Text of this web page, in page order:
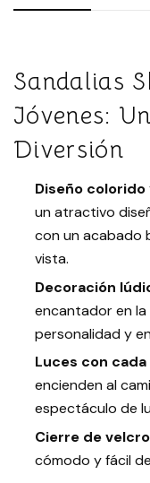
Sandalias
Jóvenes:
Diversión
Diseño
un atractivo
con un acabado
vista.
Decoración
encantador en
personalidad y
Luces con
encienden al
espectáculo de
Cierre de
cómodo y fácil